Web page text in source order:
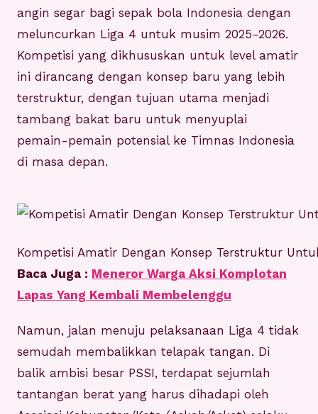
angin segar bagi sepak bola Indonesia dengan
meluncurkan Liga 4 untuk musim 2025-2026.
Kompetisi yang dikhususkan untuk level amatir
ini dirancang dengan konsep baru yang lebih
terstruktur, dengan tujuan utama menjadi
tambang bakat baru untuk menyuplai
pemain-pemain potensial ke Timnas Indonesia
di masa depan.
Kompetisi Amatir Dengan Konsep Terstruktur
Baca Juga : Meneror Warga Aksi Komplotan
Lapas Yang Kembali Membelenggu
Namun, jalan menuju pelaksanaan Liga 4 tidak
semudah membalikkan telapak tangan. Di
balik ambisi besar PSSI, terdapat sejumlah
tantangan berat yang harus dihadapi oleh